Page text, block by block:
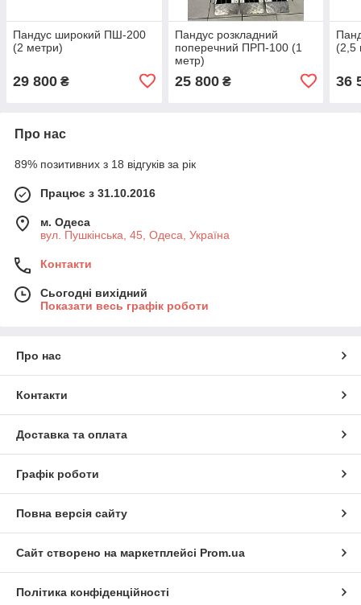
Пандус широкий ПШ-200
(2 метри)
29 800 ₴
Пандус розкладний
поперечний ПРП-100 (1
метр)
25 800₴
(2,5
36
Про нас
89% позитивних з 18 відгуків за рік
Працює з 31.10.2016
м. Одеса
вул. Пушкінська, 45, Одеса, Україна
Контакти
Сьогодні вихідний
Показати весь графік роботи
Про нас
Контакти
Доставка та оплата
Графік роботи
Повна версія сайту
Сайт створено на маркетплейсі Prom.ua
Політика конфіденційності